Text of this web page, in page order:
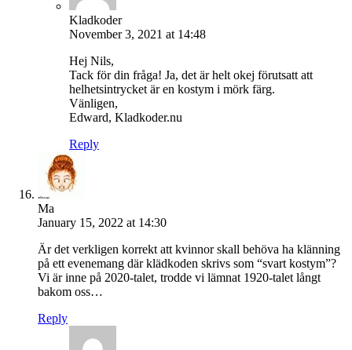
Kladkoder
November 3, 2021 at 14:48
Hej Nils,
Tack för din fråga! Ja, det är helt okej förutsatt att
helhetsintrycket är en kostym i mörk färg.
Vänligen,
Edward, Kladkoder.nu
Reply
Ma
January 15, 2022 at 14:30
Är det verkligen korrekt att kvinnor skall behöva ha klänning
på ett evenemang där klädkoden skrivs som “svart kostym”?
Vi är inne på 2020-talet, trodde vi lämnat 1920-talet långt
bakom oss…
Reply